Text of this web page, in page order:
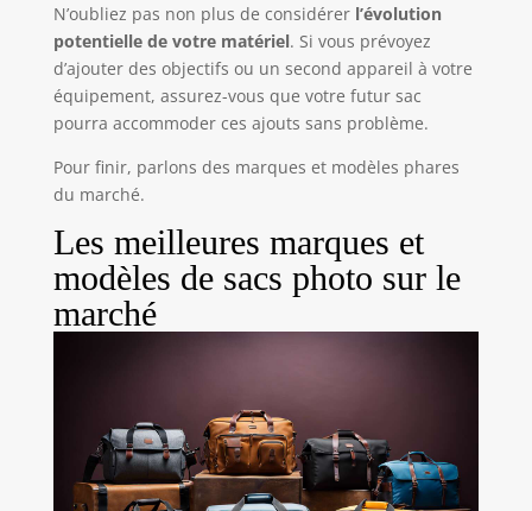
N’oubliez pas non plus de considérer l’évolution
potentielle de votre matériel. Si vous prévoyez
d’ajouter des objectifs ou un second appareil à votre
équipement, assurez-vous que votre futur sac
pourra accommoder ces ajouts sans problème.
Pour finir, parlons des marques et modèles phares
du marché.
Les meilleures marques et
modèles de sacs photo sur le
marché